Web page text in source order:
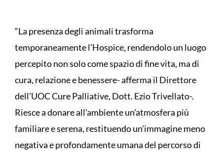
“La presenza degli animali trasforma
temporaneamente l’Hospice, rendendolo un luogo
percepito non solo come spazio di fine vita, ma di
cura, relazione e benessere- afferma il Direttore
dell’UOC Cure Palliative, Dott. Ezio Trivellato-.
Riesce a donare all’ambiente un’atmosfera più
familiare e serena, restituendo un’immagine meno
negativa e profondamente umana del percorso di